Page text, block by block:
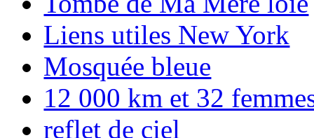
Liens utiles New York
Mosquée bleue
12 000 km et 32
reflet de ciel